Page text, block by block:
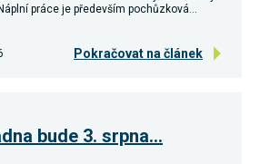
práce je především pochůzková…
Pokračovat na článek
bude 3. srpna…